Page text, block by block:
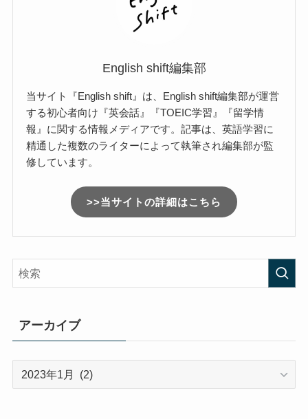
English shift編集部
当サイト『English shift』は、English shift編集部が運営
する初心者向け『英会話』『TOEIC学習』『留学情
報』に関する情報メディアです。記事は、英語学習に
精通した複数のライターによって執筆され編集部が監
修しています。
>>当サイトの詳細はこちら
アーカイブ